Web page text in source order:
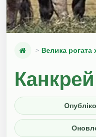
Велика рогата
Канкрей